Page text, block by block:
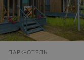
ПАРК-ОТЕЛЬ